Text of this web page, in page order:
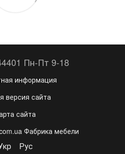
Пн-Пт 9-18
информация
версия сайта
сайта
Фабрика мебели
Рус